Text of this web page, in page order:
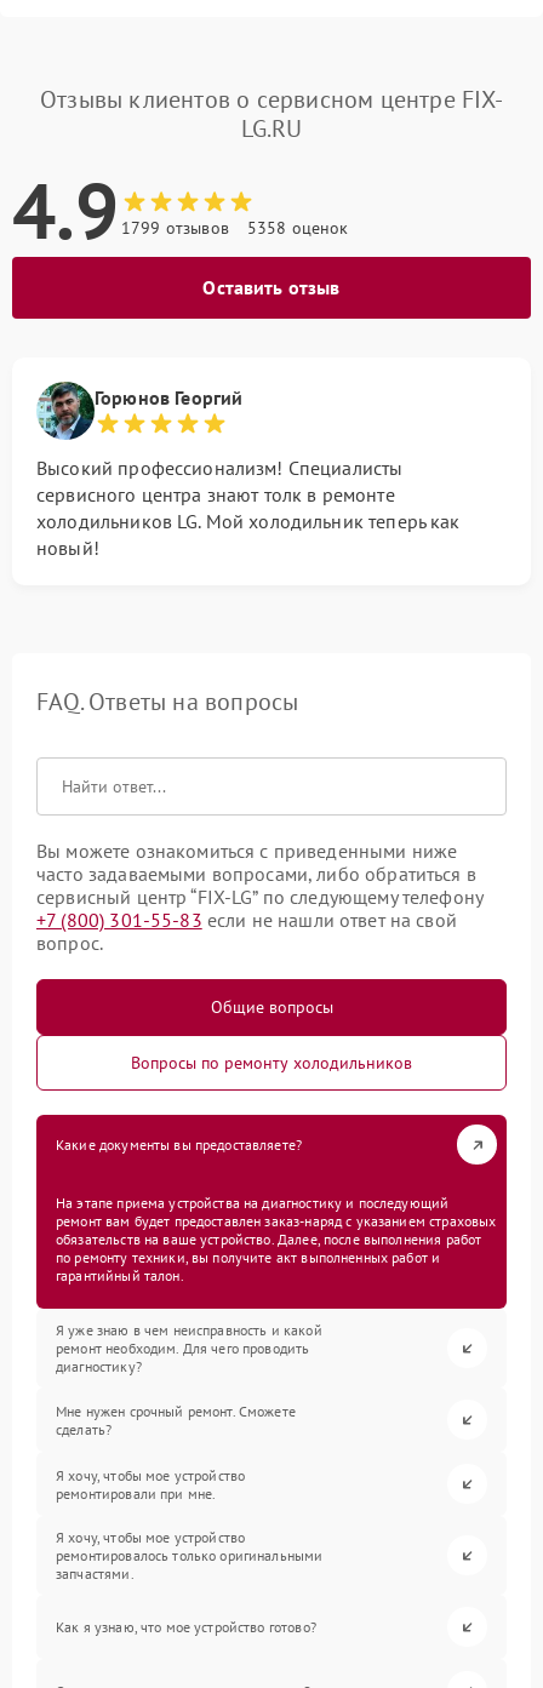
Отзывы клиентов о сервисном центре FIX-
LG.RU
4.9 1799 отзывов 5358 оценок
Оставить отзыв
Горюнов Георгий
Высокий профессионализм! Специалисты
сервисного центра знают толк в ремонте
холодильников LG. Мой холодильник теперь как
новый!
FAQ. Ответы на вопросы
Вы можете ознакомиться с приведенными ниже
часто задаваемыми вопросами, либо обратиться в
сервисный центр “FIX-LG” по следующему телефону
+7 (800) 301-55-83 если не нашли ответ на свой
вопрос.
Общие вопросы
Вопросы по ремонту холодильников
Какие документы вы предоставляете?
На этапе приема устройства на диагностику и последующий
ремонт вам будет предоставлен заказ-наряд с указанием страховых
обязательств на ваше устройство. Далее, после выполнения работ
по ремонту техники, вы получите акт выполненных работ и
гарантийный талон.
Я уже знаю в чем неисправность и какой
ремонт необходим. Для чего проводить
диагностику?
Мне нужен срочный ремонт. Сможете
сделать?
Я хочу, чтобы мое устройство
ремонтировали при мне.
Я хочу, чтобы мое устройство
ремонтировалось только оригинальными
запчастями.
Как я узнаю, что мое устройство готово?